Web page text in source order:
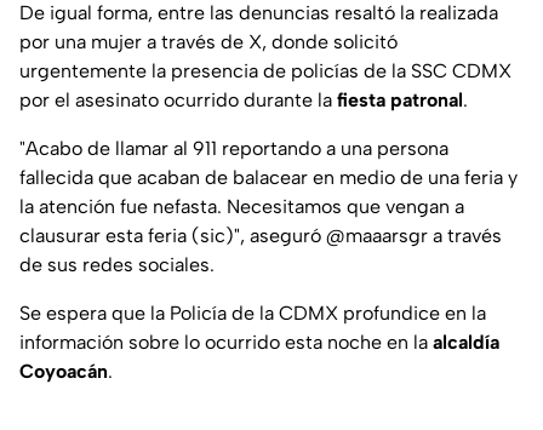
De igual forma, entre las denuncias resaltó la realizada
por una mujer a través de X, donde solicitó
urgentemente la presencia de policías de la SSC CDMX
por el asesinato ocurrido durante la fiesta patronal.
"Acabo de llamar al 911 reportando a una persona
fallecida que acaban de balacear en medio de una feria y
la atención fue nefasta. Necesitamos que vengan a
clausurar esta feria (sic)", aseguró @maaarsgr a través
de sus redes sociales.
Se espera que la Policía de la CDMX profundice en la
información sobre lo ocurrido esta noche en la alcaldía
Coyoacán.